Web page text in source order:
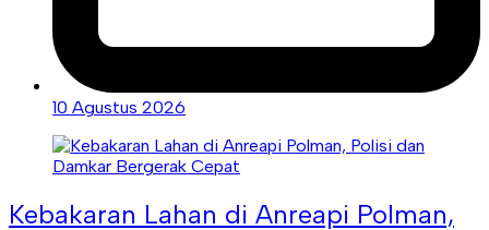
10 Agustus 2026
Kebakaran Lahan di Anreapi Polman,